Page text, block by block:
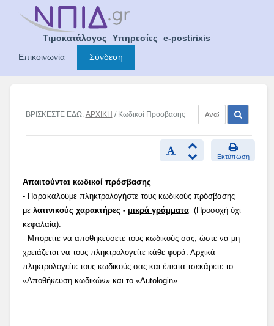
Τιμοκατάλογος Υπηρεσίες
e-postirixis
Επικοινωνία
Σύνδεση
ΒΡΙΣΚΕΣΤΕ ΕΔΩ: ΑΡΧΙΚΗ / Κωδικοί Πρόσβασης
Εκτύπωση
Απαιτούνται κωδικοί πρόσβασης
- Παρακαλούμε πληκτρολογήστε τους κωδικούς πρόσβασης
με λατινικούς χαρακτήρες - μικρά γράμματα(Προσοχή όχι
κεφαλαία).
- Μπορείτε να αποθηκεύσετε τους κωδικούς σας, ώστε να μη
χρειάζεται να τους πληκτρολογείτε κάθε φορά: Αρχικά
πληκτρολογείτε τους κωδικούς σας και έπειτα τσεκάρετε το
«Αποθήκευση κωδικών» και το «Autologin».